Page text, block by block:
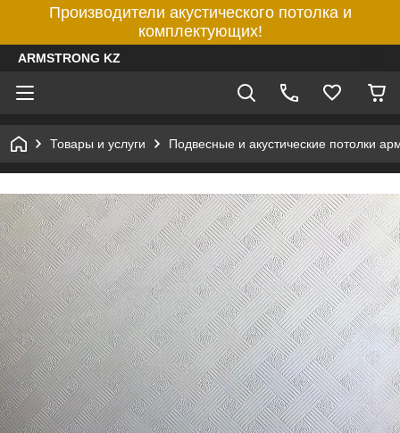
Производители акустического потолка и
комплектующих!
ARMSTRONG KZ
Товары и услуги Подвесные и акустические потолки